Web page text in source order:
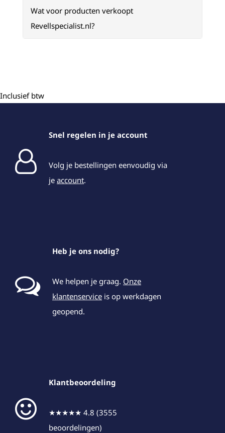
Wat voor producten verkoopt
Revellspecialist.nl?
Inclusief btw
Snel regelen in je account
Volg je bestellingen eenvoudig via
je account.
Heb je ons nodig?
We helpen je graag. Onze
klantenservice is op werkdagen
geopend.
Klantbeoordeling
★★★★★ 4.8 (3555
beoordelingen)